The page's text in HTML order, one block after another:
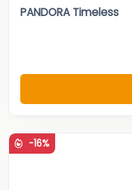
PANDORA Timeless
-16%